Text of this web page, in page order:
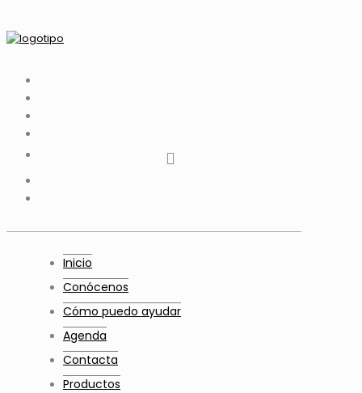
Youtube
Inicio
Conócenos
Cómo puedo ayudar
Agenda
Contacta
Productos